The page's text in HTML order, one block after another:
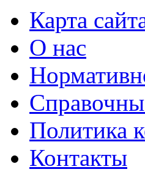
Карта
О нас
Политика
Контакты